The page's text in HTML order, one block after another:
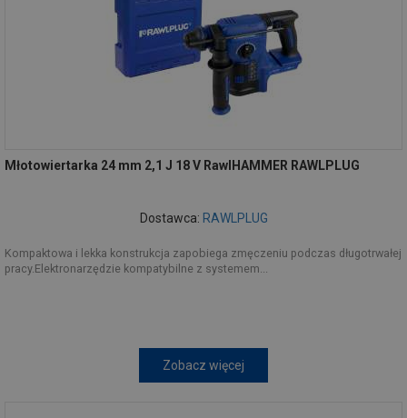
Młotowiertarka 24 mm 2,1 J 18 V RawlHAMMER RAWLPLUG
Dostawca: RAWLPLUG
Kompaktowa i lekka konstrukcja zapobiega zmęczeniu podczas długotrwałej
pracy.Elektronarzędzie kompatybilne z systemem...
Zobacz więcej